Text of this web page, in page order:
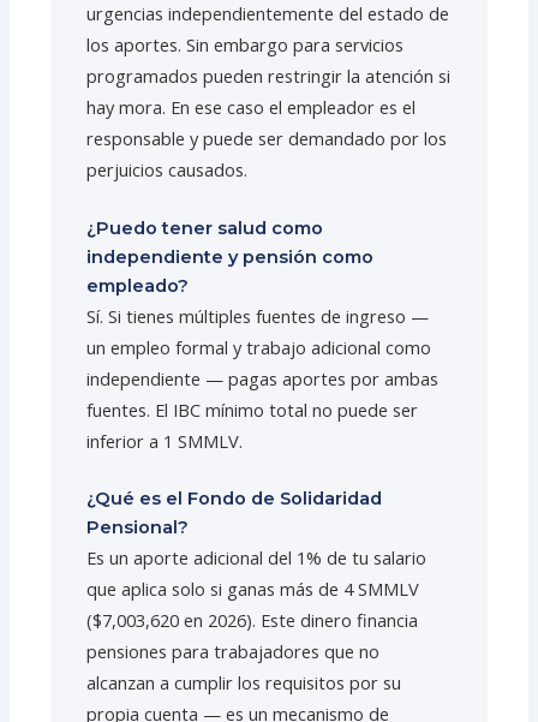
urgencias independientemente del estado de
los aportes. Sin embargo para servicios
programados pueden restringir la atención si
hay mora. En ese caso el empleador es el
responsable y puede ser demandado por los
perjuicios causados.
¿Puedo tener salud como
independiente y pensión como
empleado?
Sí. Si tienes múltiples fuentes de ingreso —
un empleo formal y trabajo adicional como
independiente — pagas aportes por ambas
fuentes. El IBC mínimo total no puede ser
inferior a 1 SMMLV.
¿Qué es el Fondo de Solidaridad
Pensional?
Es un aporte adicional del 1% de tu salario
que aplica solo si ganas más de 4 SMMLV
($7,003,620 en 2026). Este dinero financia
pensiones para trabajadores que no
alcanzan a cumplir los requisitos por su
propia cuenta — es un mecanismo de